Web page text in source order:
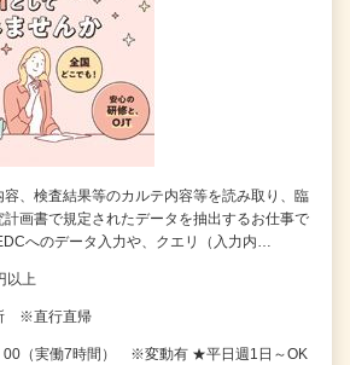
容、検査結果等のカルテ内容等を読み取り、臨
計画書で規定されたデータを抽出するお仕事で
へのデータ入力や、クエリ（入力内…
以上
※直行直帰
00（実働7時間） ※変動有 ★平日週1日～OK